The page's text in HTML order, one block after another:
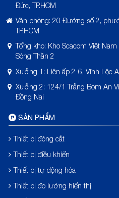
Đức, TP.HCM
Văn phòng: 20 Đường số 2,
TP.HCM
Tổng kho: Kho Scacom Việt
Sóng Thần 2
Xưởng 1: Liên ấp 2-6, Vĩnh Lộc
Xưởng 2: 124/1 Trảng Bom An
Đồng Nai
SẢN PHẨM
Thiết bị đóng cắt
Thiết bị điều khiển
Thiết bị tự động hóa
Thiết bị đo lường hiển thị